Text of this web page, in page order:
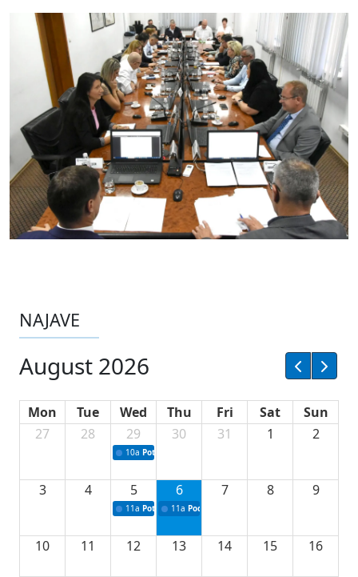
NAJAVE
August 2026
Mon Tue Wed Thu Fri Sat
Sun
27
28 29
10a Potpisivanje ugovora sa neprofitnim
30 31 1 2
3 4 5
11a Potpisivanje ugovora o stipendijama za
6
11a Podrška razvoju vodne infrastrukture u
7 8 9
10 11 12 13 14 15 16